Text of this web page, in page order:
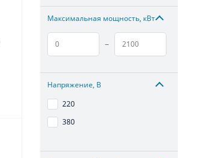
Максимальная мощность, кВт
–
Напряжение, В
220
380